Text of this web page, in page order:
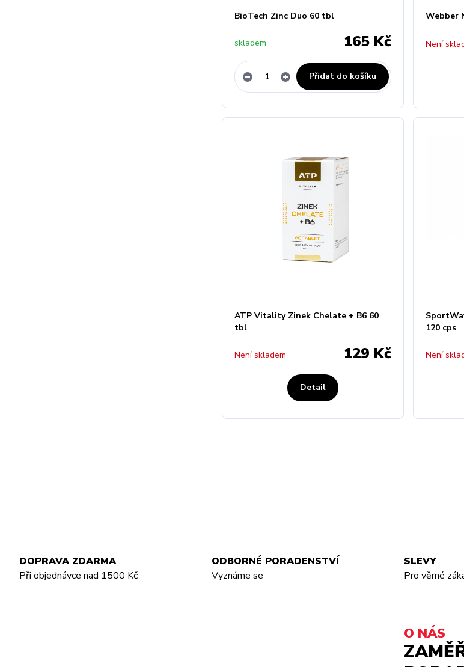
BioTech Zinc Duo 60 tbl
165 Kč
skladem
Přidat do košíku
Webber
Není
ATP Vitality Zinek Chelate + B6 60
tbl
129 Kč
Není skladem
Detail
120 cps
Není
DOPRAVA ZDARMA
Při objednávce nad 1500 Kč
ODBORNÉ PORADENSTVÍ
Vyznáme se
SLEVY
Pro věrné
O NÁS